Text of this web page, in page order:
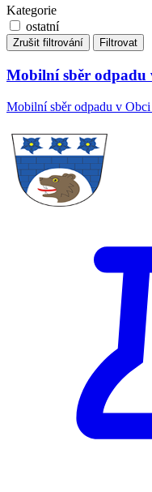
Kategorie
ostatní
Zrušit filtrování Filtrovat
Mobilní sběr odpadu
Mobilní sběr odpadu v